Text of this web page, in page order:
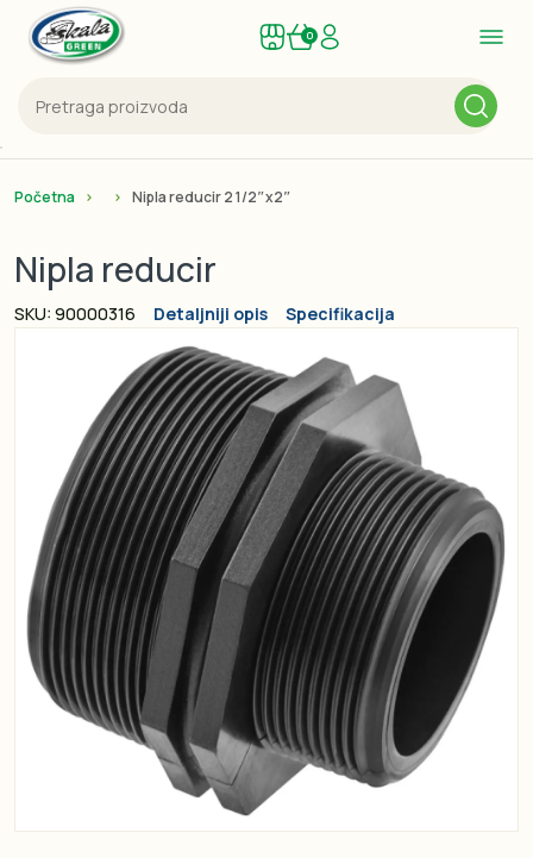
0
Početna Nipla reducir 2 1/2″x2″
Nipla reducir
SKU: 90000316 Detaljniji opis Specifikacija